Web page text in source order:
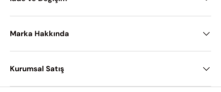
Marka Hakkında
Kurumsal Satış